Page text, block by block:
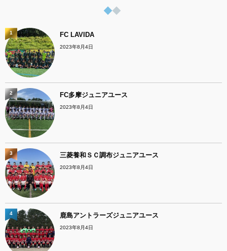
FC LAVIDA
2023年8月4日
1
FC多摩ジュニアユース
2023年8月4日
2
三菱養和ＳＣ調布ジュニアユース
2023年8月4日
3
鹿島アントラーズジュニアユース
2023年8月4日
4